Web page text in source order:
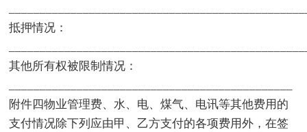
抵押情况：
其他所有权被限制情况：
附件四物业管理费、水、电、煤气、电讯等其他费用的
支付情况除下列应由甲、乙方支付的各项费用外，在签